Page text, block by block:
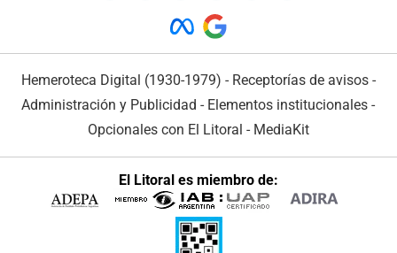
Hemeroteca Digital (1930-1979) - Receptorías de avisos -
Administración y Publicidad - Elementos institucionales -
Opcionales con El Litoral - MediaKit
El Litoral es miembro de: